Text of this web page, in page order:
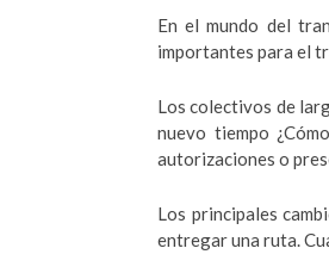
En el mundo del
importantes para el
Los colectivos de
nuevo tiempo
autorizaciones o
Los principales
entregar una ruta.